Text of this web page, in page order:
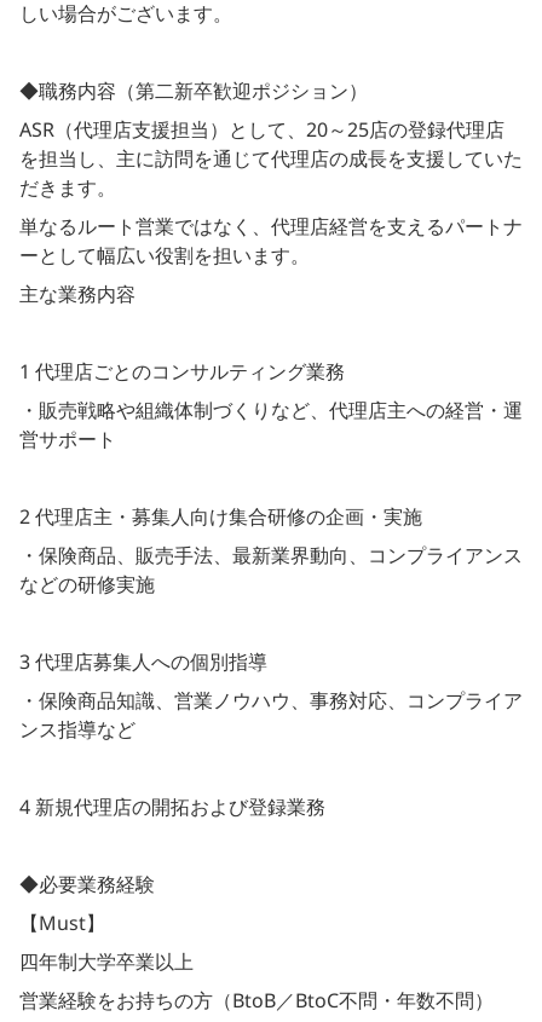
しい場合がございます。
◆職務内容（第二新卒歓迎ポジション）
ASR（代理店支援担当）として、20～25店の登録代理店
を担当し、主に訪問を通じて代理店の成長を支援していた
だきます。
単なるルート営業ではなく、代理店経営を支えるパートナ
ーとして幅広い役割を担います。
主な業務内容
1 代理店ごとのコンサルティング業務
・販売戦略や組織体制づくりなど、代理店主への経営・運
営サポート
2 代理店主・募集人向け集合研修の企画・実施
・保険商品、販売手法、最新業界動向、コンプライアンス
などの研修実施
3 代理店募集人への個別指導
・保険商品知識、営業ノウハウ、事務対応、コンプライア
ンス指導など
4 新規代理店の開拓および登録業務
◆必要業務経験
【Must】
四年制大学卒業以上
営業経験をお持ちの方（BtoB／BtoC不問・年数不問）